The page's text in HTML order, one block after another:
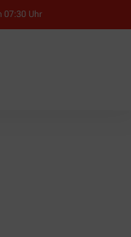
07:30 Uhr